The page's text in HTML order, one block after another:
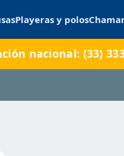
Playeras y polos
nacional: (33)